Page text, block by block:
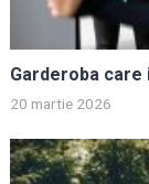
Garderoba
20 martie 2026